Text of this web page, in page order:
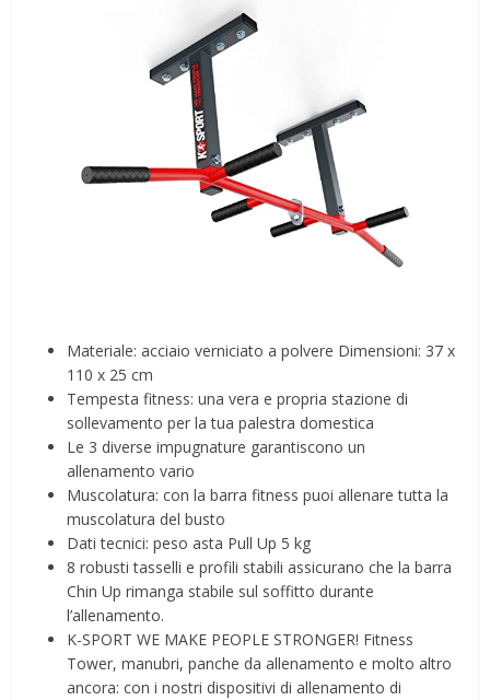
Materiale: acciaio verniciato a polvere Dimensioni: 37 x
110 x 25 cm
Tempesta fitness: una vera e propria stazione di
sollevamento per la tua palestra domestica
Le 3 diverse impugnature garantiscono un
allenamento vario
Muscolatura: con la barra fitness puoi allenare tutta la
muscolatura del busto
Dati tecnici: peso asta Pull Up 5 kg
8 robusti tasselli e profili stabili assicurano che la barra
Chin Up rimanga stabile sul soffitto durante
l’allenamento.
K-SPORT WE MAKE PEOPLE STRONGER! Fitness
Tower, manubri, panche da allenamento e molto altro
ancora: con i nostri dispositivi di allenamento di